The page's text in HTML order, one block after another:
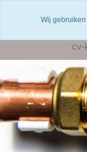
cv-
Wij